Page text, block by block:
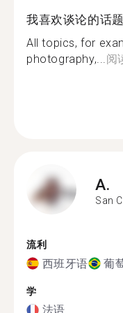
我喜欢谈论的话题
All topics, for
photography,...阅
A.
San
流利
西班牙语 葡
学
法语